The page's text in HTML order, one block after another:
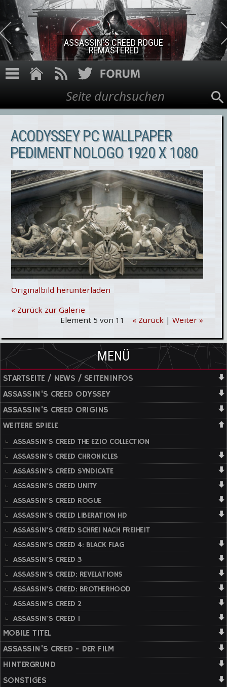
Direkt zum Inhalt
ASSASSIN'S CREED ROGUE
REMASTERED
Suchformular
Suche
ACODYSSEY PC WALLPAPER
PEDIMENT NOLOGO 1920 X 1080
Originalbild herunterladen
« Zurück zur Galerie
Element 5 von 11
« Zurück| Weiter »
MENÜ
STARTSEITE / NEWS / SEITENINFOS
ASSASSIN'S CREED ODYSSEY
ASSASSIN'S CREED ORIGINS
WEITERE SPIELE
ASSASSIN'S CREED THE EZIO COLLECTION
ASSASSIN'S CREED CHRONICLES
ASSASSIN'S CREED SYNDICATE
ASSASSIN'S CREED UNITY
ASSASSIN'S CREED ROGUE
ASSASSIN'S CREED LIBERATION HD
ASSASSIN'S CREED SCHREI NACH FREIHEIT
ASSASSIN'S CREED 4: BLACK FLAG
ASSASSIN'S CREED 3
ASSASSIN'S CREED: REVELATIONS
ASSASSIN'S CREED: BROTHERHOOD
ASSASSIN'S CREED 2
ASSASSIN'S CREED 1
MOBILE TITEL
ASSASSIN'S CREED - DER FILM
HINTERGRUND
SONSTIGES